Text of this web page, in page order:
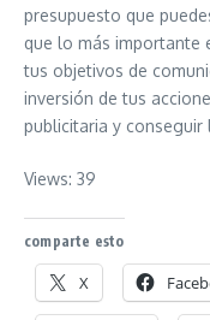
presupuesto que
que lo más importante
tus objetivos de
inversión de tus
publicitaria y
Views: 39
comparte esto
X